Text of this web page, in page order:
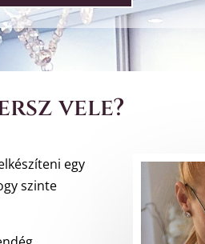
vele?
egy
szinte